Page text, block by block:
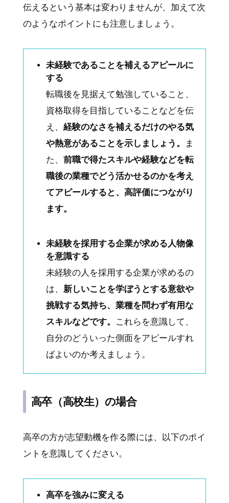
伝えるという基本は変わりませんが、加えて次
のようなポイントにも注意しましょう。
未経験であることを補えるアピールに
する
転職後を見据えて勉強していること、
資格取得を目指していることなどを伝
え、 経験のなさを補えるだけのやる気
や熱意があることを示しましょう。
ま
た、 前職で得たスキルや経験などを転
職後の業種でどう活かせるのかを考え
てアピールすると、高評価につながり
ます。
未経験を採用する企業が求める人物像
を意識する
未経験の人を採用する企業が求めるの
は、 新しいことを学ぼうとする意欲や
挑戦する気持ち、業種を問わず有用な
スキルなどです。
これらを意識して、
自分のどういった側面をアピールすれ
ばよいのか考えましょう。
高卒（高校生）の場合
高卒の方が志望動機を作る際には、以下のポイ
ントを意識してください。
高卒を強みに変える